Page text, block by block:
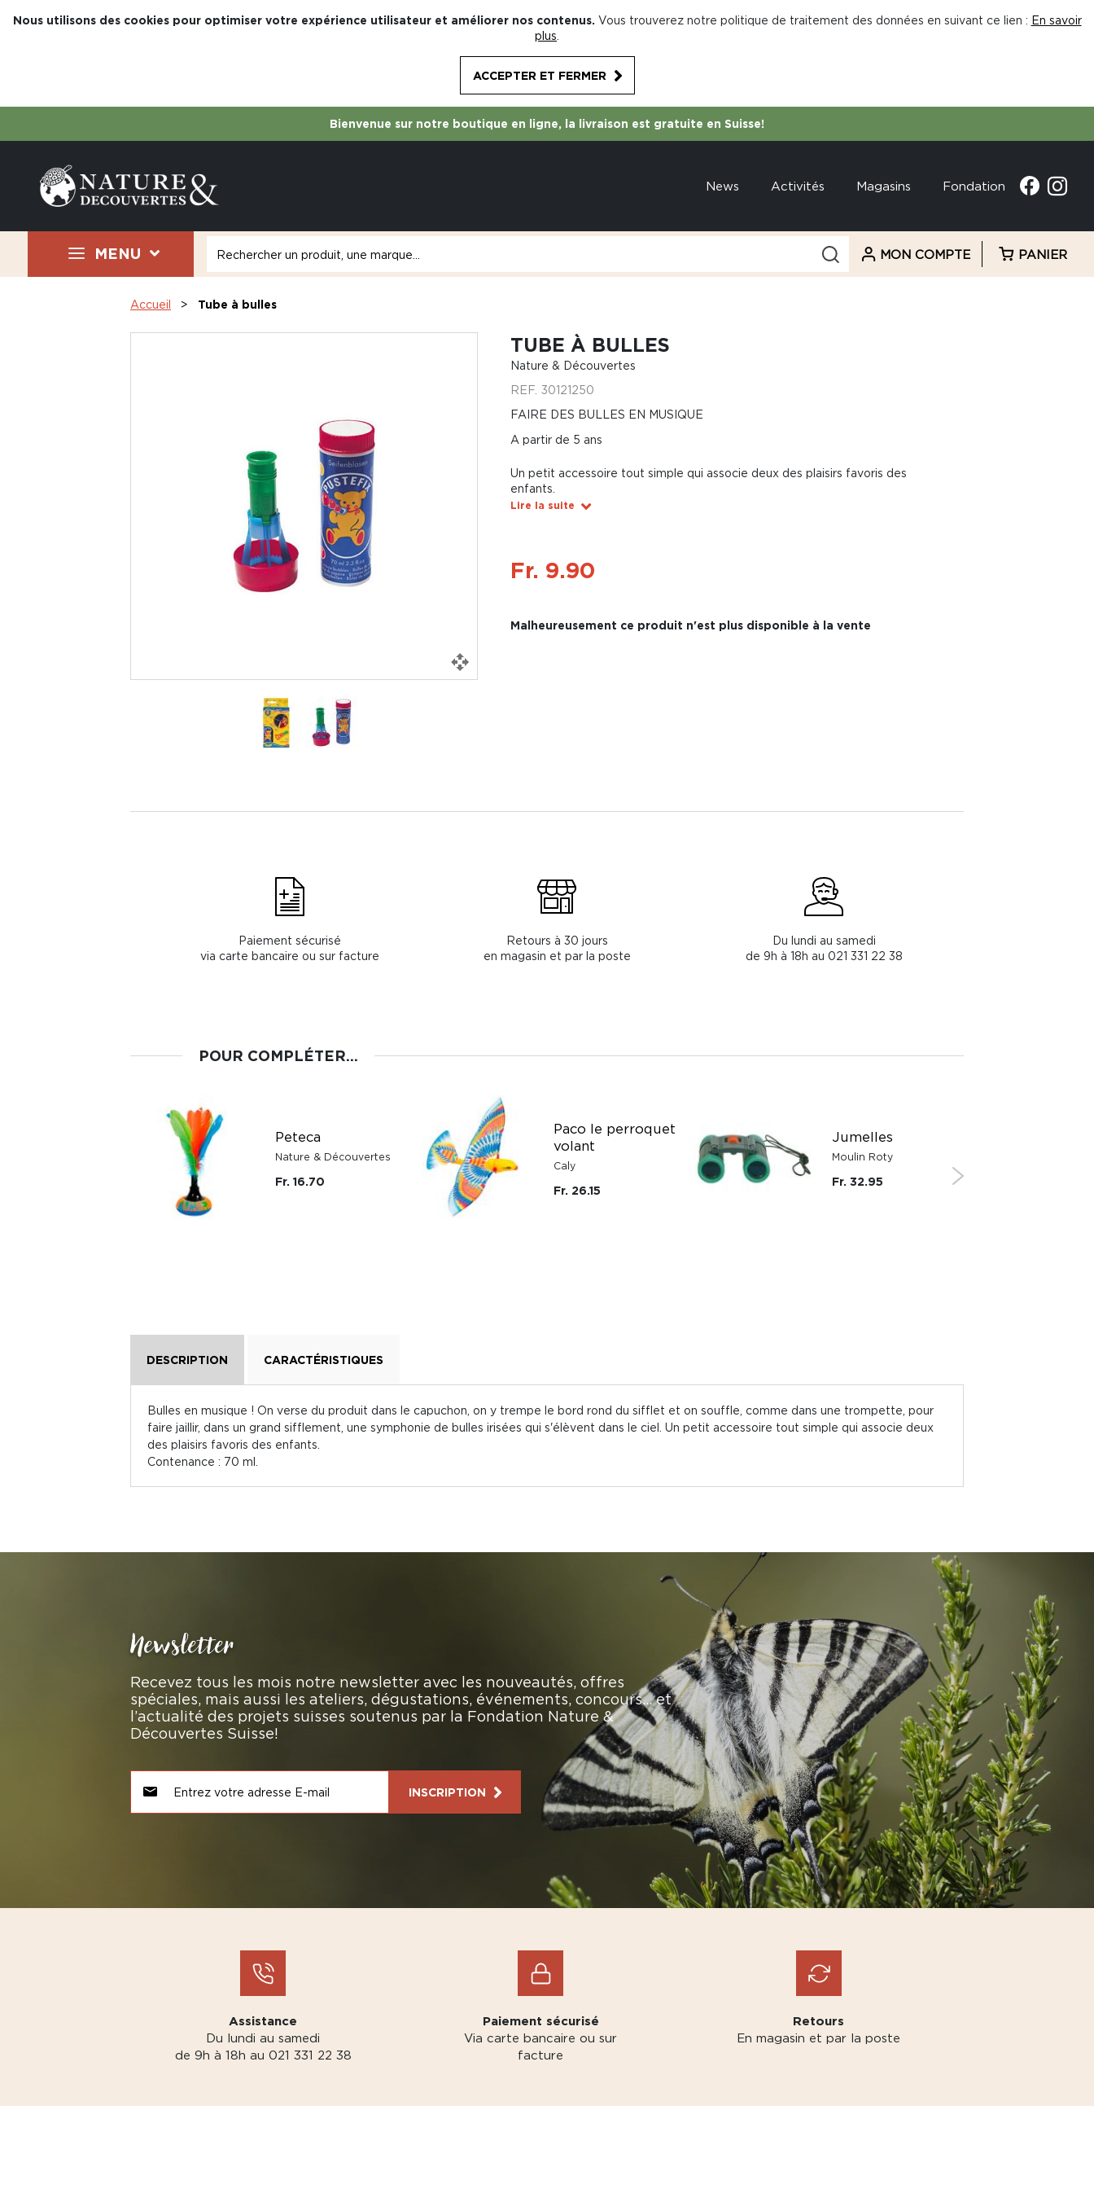
Nous utilisons des cookies pour optimiser votre expérience utilisateur et améliorer nos contenus. Vous trouverez notre politique de traitement des données en suivant ce lien : En savoir
plus
ACCEPTER ET FERMER
Bienvenue sur notre boutique en ligne, la livraison est gratuite en Suisse!
News Activités Magasins Fondation
MENU MON COMPTE PANIER
Accueil Tube à bulles
TUBE À BULLES
Nature & Découvertes
REF. 30121250
FAIRE DES BULLES EN MUSIQUE
A partir de 5 ans
Un petit accessoire tout simple qui associe deux des plaisirs favoris des
enfants.
Lire la suite
Fr. 9.90
Malheureusement ce produit n'est plus disponible à la vente
Paiement sécurisé
via carte bancaire ou sur facture
Retours à 30 jours
en magasin et par la poste
Du lundi au samedi
de 9h à 18h au 021 331 22 38
POUR COMPLÉTER...
Peteca
Nature & Découvertes
Fr. 16.70
Paco le perroquet
volant
Caly
Fr. 26.15
Jumelles
Moulin Roty
Fr. 32.95
DESCRIPTION CARACTÉRISTIQUES
Bulles en musique ! On verse du produit dans le capuchon, on y trempe le bord rond du sifflet et on souffle, comme dans une trompette, pour
faire jaillir, dans un grand sifflement, une symphonie de bulles irisées qui s'élèvent dans le ciel. Un petit accessoire tout simple qui associe deux
des plaisirs favoris des enfants.
Contenance : 70 ml.
Newsletter
Recevez tous les mois notre newsletter avec les nouveautés, offres
spéciales, mais aussi les ateliers, dégustations, événements, concours… et
l’actualité des projets suisses soutenus par la Fondation Nature &
Découvertes Suisse!
INSCRIPTION
Assistance
Du lundi au samedi
de 9h à 18h au 021 331 22 38
Paiement sécurisé
Via carte bancaire ou sur
facture
Retours
En magasin et par la poste